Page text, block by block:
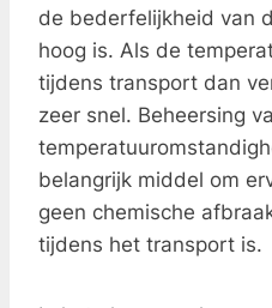
de bederfelijkheid van
hoog is. Als de
tijdens transport dan
zeer snel. Beheersing
belangrijk middel om
geen chemische
tijdens het transport is.